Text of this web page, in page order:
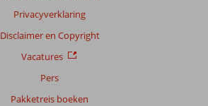
Privacyverklaring
Disclaimer en Copyright
Vacatures
Pers
Pakketreis boeken